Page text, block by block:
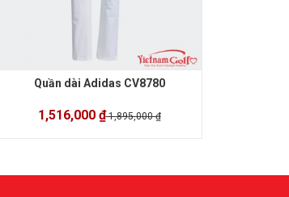
Quần dài Adidas CV8780
1,516,000 ₫1,895,000 ₫